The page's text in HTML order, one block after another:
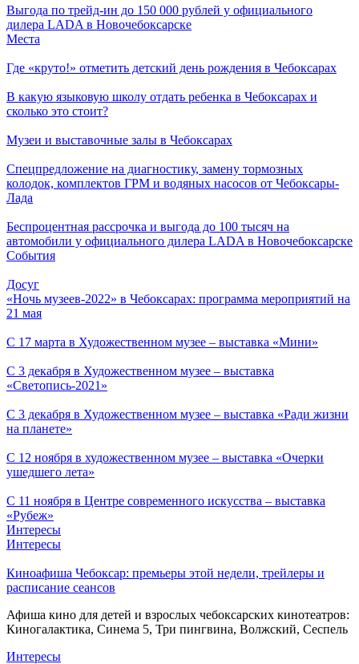
Выгода по трейд-ин до 150 000 рублей у официального
дилера LADA в Новочебоксарске
Места
Где «круто!» отметить детский день рождения в Чебоксарах
В какую языковую школу отдать ребенка в Чебоксарах и
сколько это стоит?
Музеи и выставочные залы в Чебоксарах
Спецпредложение на диагностику, замену тормозных
колодок, комплектов ГРМ и водяных насосов от Чебоксары-
Лада
Беспроцентная рассрочка и выгода до 100 тысяч на
автомобили у официального дилера LADA в Новочебоксарске
События
Досуг
«Ночь музеев-2022» в Чебоксарах: программа мероприятий на
21 мая
С 17 марта в Художественном музее – выставка «Мини»
С 3 декабря в Художественном музее – выставка
«Светопись-2021»
С 3 декабря в Художественном музее – выставка «Ради жизни
на планете»
С 12 ноября в художественном музее – выставка «Очерки
ушедшего лета»
С 11 ноября в Центре современного искусства – выставка
«Рубеж»
Интересы
Интересы
Киноафиша Чебоксар: премьеры этой недели, трейлеры и
расписание сеансов
Афиша кино для детей и взрослых чебоксарских кинотеатров:
Киногалактика, Синема 5, Три пингвина, Волжский, Сеспель
Интересы